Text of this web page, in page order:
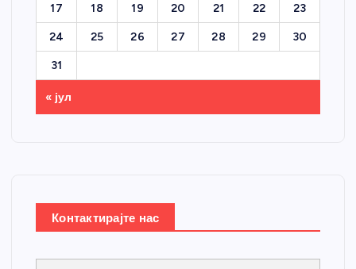
17 18 19 20 21 22 23
24 25 26 27 28 29 30
31
« јул
Контактирајте нас